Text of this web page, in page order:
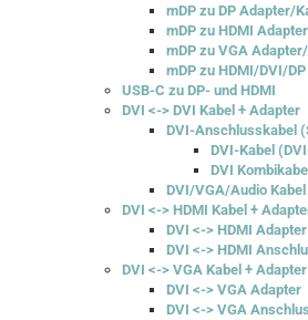
mDP zu DP Adapter/
mDP zu HDMI
mDP zu VGA Adapter/
mDP zu HDMI/DVI/DP
USB-C zu DP- und HDMI
DVI <-> DVI Kabel + Adapter
DVI-Anschlusskabel
DVI-Kabel
DVI Kombikabel
DVI/VGA/Audio Kabel
DVI <-> HDMI Kabel +
DVI <-> HDMI Adapter
DVI <-> HDMI
DVI <-> VGA Kabel + Adapter
DVI <-> VGA Adapter
DVI <-> VGA